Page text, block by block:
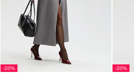
-20% -20%